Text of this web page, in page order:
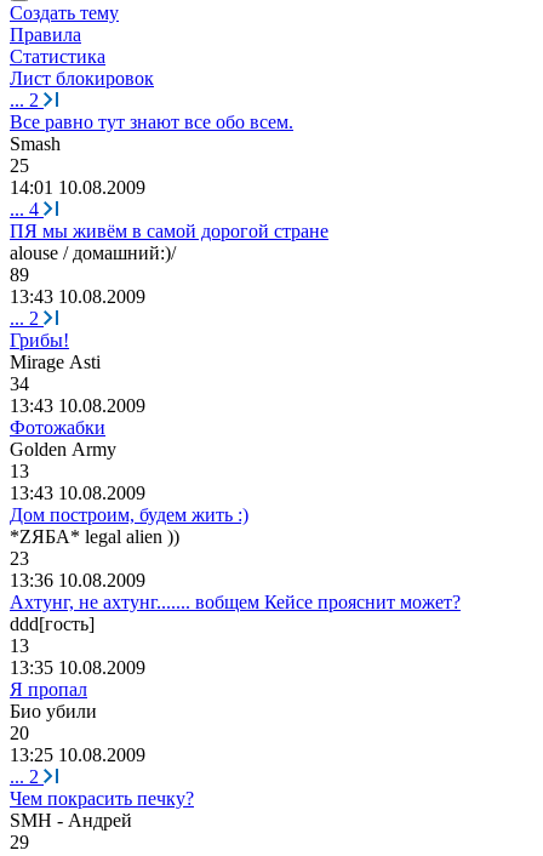
Создать тему
Правила
Статистика
Лист блокировок
... 2
Все равно тут знают все обо всем.
Smash
25
14:01 10.08.2009
... 4
ПЯ мы живём в самой дорогой стране
alouse / домашний:)/
89
13:43 10.08.2009
... 2
Грибы!
Mirage Asti
34
13:43 10.08.2009
Фотожабки
Golden Army
13
13:43 10.08.2009
Дом построим, будем жить :)
*ZЯБА* legal alien ))
23
13:36 10.08.2009
Ахтунг, не ахтунг....... вобщем Кейсе прояснит может?
ddd[гость]
13
13:35 10.08.2009
Я пропал
Био убили
20
13:25 10.08.2009
... 2
Чем покрасить печку?
SMH - Андрей
29